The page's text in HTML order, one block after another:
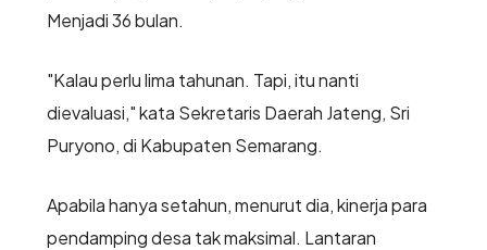
Menjadi 36 bulan.
"Kalau perlu lima tahunan. Tapi, itu nanti
dievaluasi," kata Sekretaris Daerah Jateng, Sri
Puryono, di Kabupaten Semarang.
Apabila hanya setahun, menurut dia, kinerja para
pendamping desa tak maksimal. Lantaran